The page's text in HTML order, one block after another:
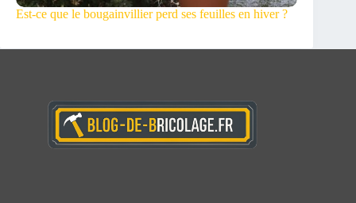
Est-ce que le bougainvillier perd ses feuilles en hiver ?